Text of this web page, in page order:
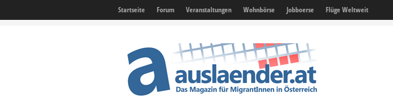
Startseite Forum Veranstaltungen Wohnbörse Jobboerse Flüge Weltweit